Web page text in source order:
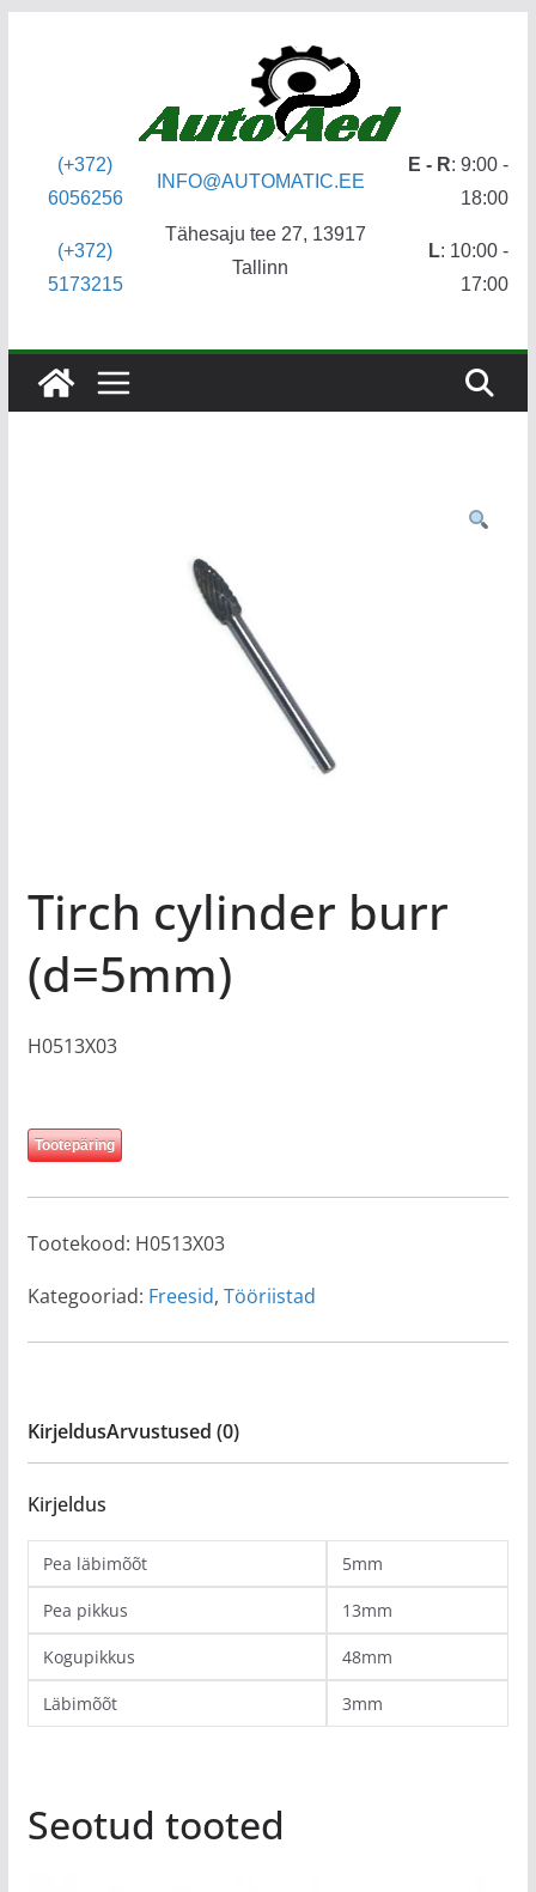
(+372)
6056256
(+372)
5173215
INFO@AUTOMATIC.EE
Tähesaju tee 27, 13917
Tallinn
E - R: 9:00 -
18:00
L: 10:00 -
17:00
Tirch cylinder burr
(d=5mm)
H0513X03
Tootepäring
Tootekood: H0513X03
Kategooriad: Freesid, Tööriistad
KirjeldusArvustused (0)
Kirjeldus
Pea läbimõõt 5mm
Pea pikkus 13mm
Kogupikkus 48mm
Läbimõõt 3mm
Seotud tooted